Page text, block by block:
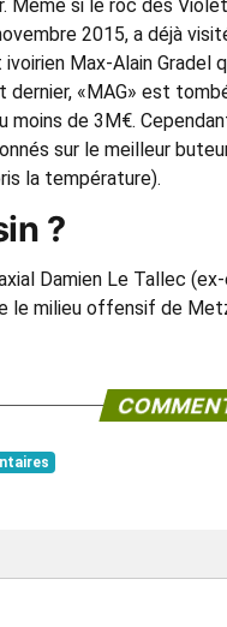
Même si le roc des
2015, a déjà
Max-Alain Gradel
dernier, «MAG» est
moins de 3M€.
sur le meilleur
la température).
?
Damien Le Tallec
le milieu offensif de